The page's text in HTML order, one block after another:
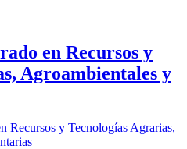
en Recursos y
Agroambientales y
Recursos y Tecnologías Agrarias,